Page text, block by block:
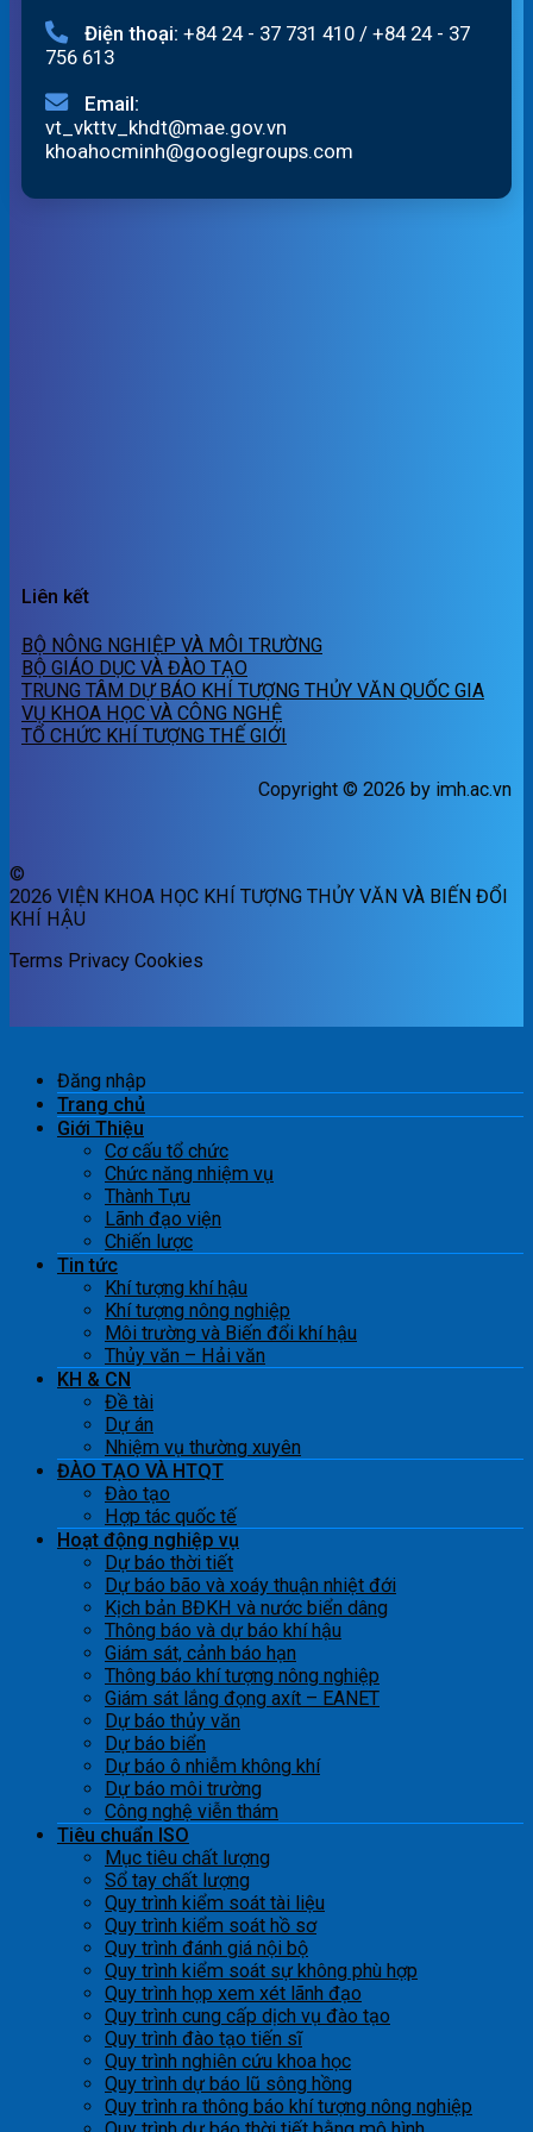
Điện thoại: +84 24 - 37 731 410 / +84 24 - 37
756 613
Email:
vt_vkttv_khdt@mae.gov.vn
khoahocminh@googlegroups.com
Liên kết
BỘ NÔNG NGHIỆP VÀ MÔI TRƯỜNG
BỘ GIÁO DỤC VÀ ĐÀO TẠO
TRUNG TÂM DỰ BÁO KHÍ TƯỢNG THỦY VĂN QUỐC GIA
VỤ KHOA HỌC VÀ CÔNG NGHỆ
TỔ CHỨC KHÍ TƯỢNG THẾ GIỚI
Copyright © 2026 by imh.ac.vn
©
2026 VIỆN KHOA HỌC KHÍ TƯỢNG THỦY VĂN VÀ BIẾN ĐỔI
KHÍ HẬU
Terms Privacy Cookies
Đăng nhập
Trang chủ
Giới Thiệu
Cơ cấu tổ chức
Chức năng nhiệm vụ
Thành Tựu
Lãnh đạo viện
Chiến lược
Tin tức
Khí tượng khí hậu
Khí tượng nông nghiệp
Môi trường và Biến đổi khí hậu
Thủy văn – Hải văn
KH & CN
Đề tài
Dự án
Nhiệm vụ thường xuyên
ĐÀO TẠO VÀ HTQT
Đào tạo
Hợp tác quốc tế
Hoạt động nghiệp vụ
Dự báo thời tiết
Dự báo bão và xoáy thuận nhiệt đới
Kịch bản BĐKH và nước biển dâng
Thông báo và dự báo khí hậu
Giám sát, cảnh báo hạn
Thông báo khí tượng nông nghiệp
Giám sát lắng đọng axít – EANET
Dự báo thủy văn
Dự báo biển
Dự báo ô nhiễm không khí
Dự báo môi trường
Công nghệ viễn thám
Tiêu chuẩn ISO
Mục tiêu chất lượng
Sổ tay chất lượng
Quy trình kiểm soát tài liệu
Quy trình kiểm soát hồ sơ
Quy trình đánh giá nội bộ
Quy trình kiểm soát sự không phù hợp
Quy trình họp xem xét lãnh đạo
Quy trình cung cấp dịch vụ đào tạo
Quy trình đào tạo tiến sĩ
Quy trình nghiên cứu khoa học
Quy trình dự báo lũ sông hồng
Quy trình ra thông báo khí tượng nông nghiệp